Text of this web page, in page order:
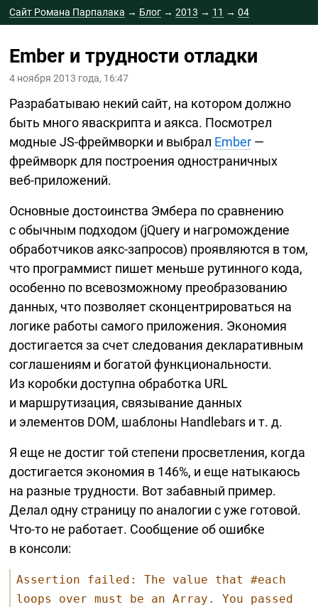
Сайт Романа Парпалака → Блог →2013 → 11 →04
Ember и трудности отладки
4 ноября 2013 года, 16:47
Разрабатываю некий сайт, на котором должно
быть много яваскрипта и аякса. Посмотрел
модныеJS-фреймворки и выбрал Ember —
фреймворк для построения одностраничных
веб-приложений.
Основные достоинства Эмбера по сравнению
с обычным подходом (jQuery и нагромождение
обработчиков аякс-запросов) проявляются в том,
что программист пишет меньше рутинного кода,
особенно по всевозможному преобразованию
данных, что позволяет сконцентрироваться на
логике работы самого приложения. Экономия
достигается за счет следования декларативным
соглашениям и богатой функциональности.
Из коробки доступна обработка URL
и маршрутизация, связывание данных
и элементов DOM, шаблоны Handlebars и т. д.
Я еще не достиг той степени просветления, когда
достигается экономия в 146%, и еще натыкаюсь
на разные трудности. Вот забавный пример.
Делал одну страницу по аналогии с уже готовой.
Что-то не работает. Сообщение об ошибке
в консоли:
Assertion failed: The value that #each
loops over must be an Array. You passed